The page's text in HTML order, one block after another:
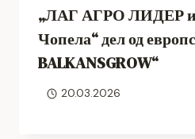
„ЛАГ АГРО ЛИДЕР
Чопела“ дел од
BALKANSGROW“
20.03.2026